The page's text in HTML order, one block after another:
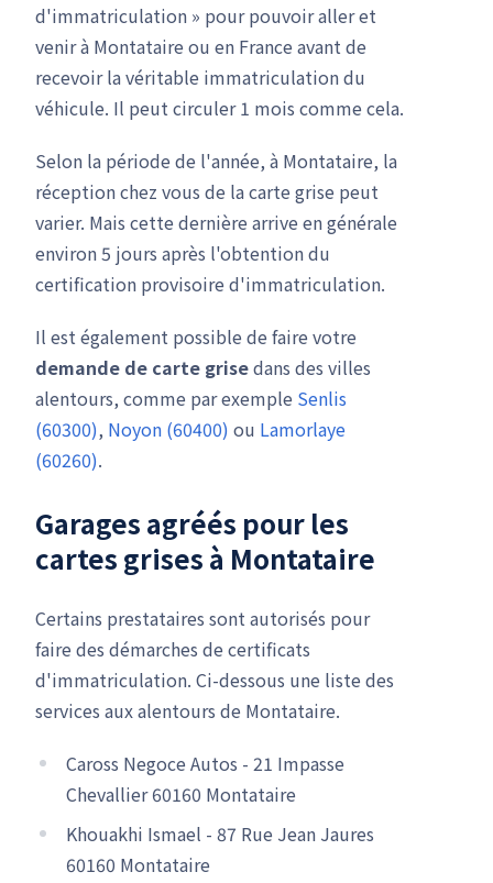
d'immatriculation » pour pouvoir aller et
venir à Montataire ou en France avant de
recevoir la véritable immatriculation du
véhicule. Il peut circuler 1 mois comme cela.
Selon la période de l'année, à Montataire, la
réception chez vous de la carte grise peut
varier. Mais cette dernière arrive en générale
environ 5 jours après l'obtention du
certification provisoire d'immatriculation.
Il est également possible de faire votre
demande de carte grisedans des villes
alentours, comme par exemple Senlis
(60300), Noyon (60400) ou Lamorlaye
(60260).
Garages agréés pour les
cartes grises à Montataire
Certains prestataires sont autorisés pour
faire des démarches de certificats
d'immatriculation. Ci-dessous une liste des
services aux alentours de Montataire.
Caross Negoce Autos - 21 Impasse
Chevallier 60160 Montataire
Khouakhi Ismael - 87 Rue Jean Jaures
60160 Montataire